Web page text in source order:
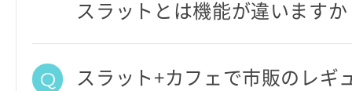
スラットとは機能が違いますか
スラット+カフェで市販のレギ